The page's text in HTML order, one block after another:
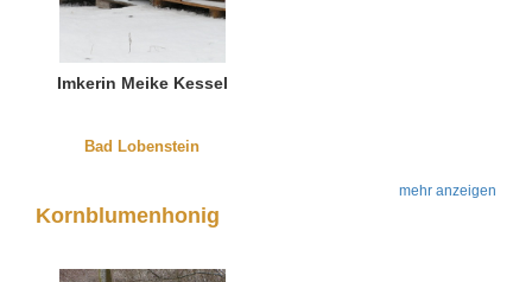
Imkerin Meike Kessel
Bad Lobenstein
mehr anzeigen
Kornblumenhonig